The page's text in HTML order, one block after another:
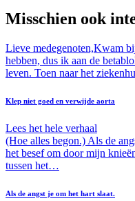
Misschien ook
Lieve medegenoten,Kwam
hebben, dus ik aan de
leven. Toen naar het
Klep niet goed en verwijde aorta
Lees het hele verhaal
(Hoe alles begon.) Als de
het besef om door mijn
tussen het…
Als de angst je om het hart slaat.